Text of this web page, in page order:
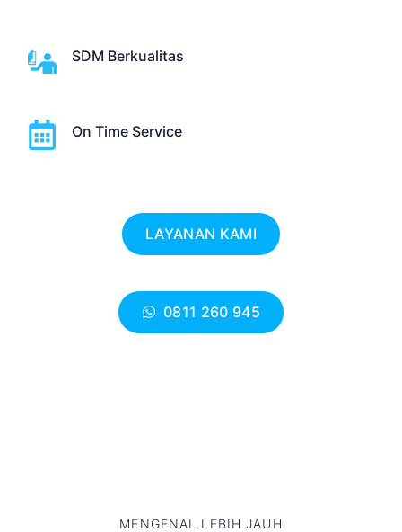
SDM Berkualitas
On Time Service
LAYANAN KAMI
0811 260 945
MENGENAL LEBIH JAUH